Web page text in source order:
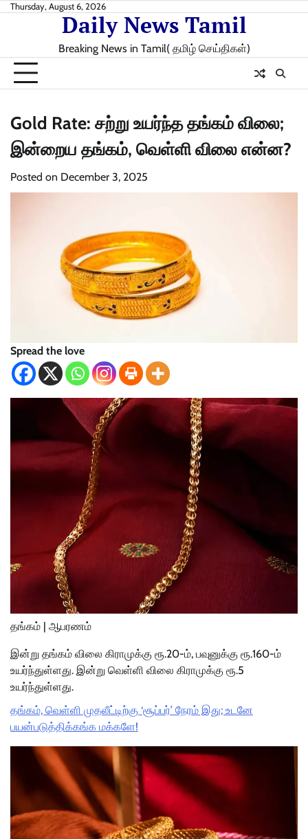
SkipThursday, August 6, 2026
Daily News Tamil
Breaking News in Tamil( தமிழ் செய்திகள்)
Gold Rate: சற்று உயர்ந்த தங்கம் விலை;
இன்றைய தங்கம், வெள்ளி விலை என்ன?
Posted on December 3, 2025
Spread the love
தங்கம் | ஆபரணம்
இன்று தங்கம் விலை கிராமுக்கு ரூ.20-ம், பவுனுக்கு ரூ.160-ம்
உயர்ந்துள்ளது. இன்று வெள்ளி விலை கிராமுக்கு ரூ.5
உயர்ந்துள்ளது.
தங்கம், வெள்ளி முதலீட்டிற்கு ‘சூப்பர்’ நேரம் இது; உடனே
பயன்படுத்திக்கங்க மக்களே!